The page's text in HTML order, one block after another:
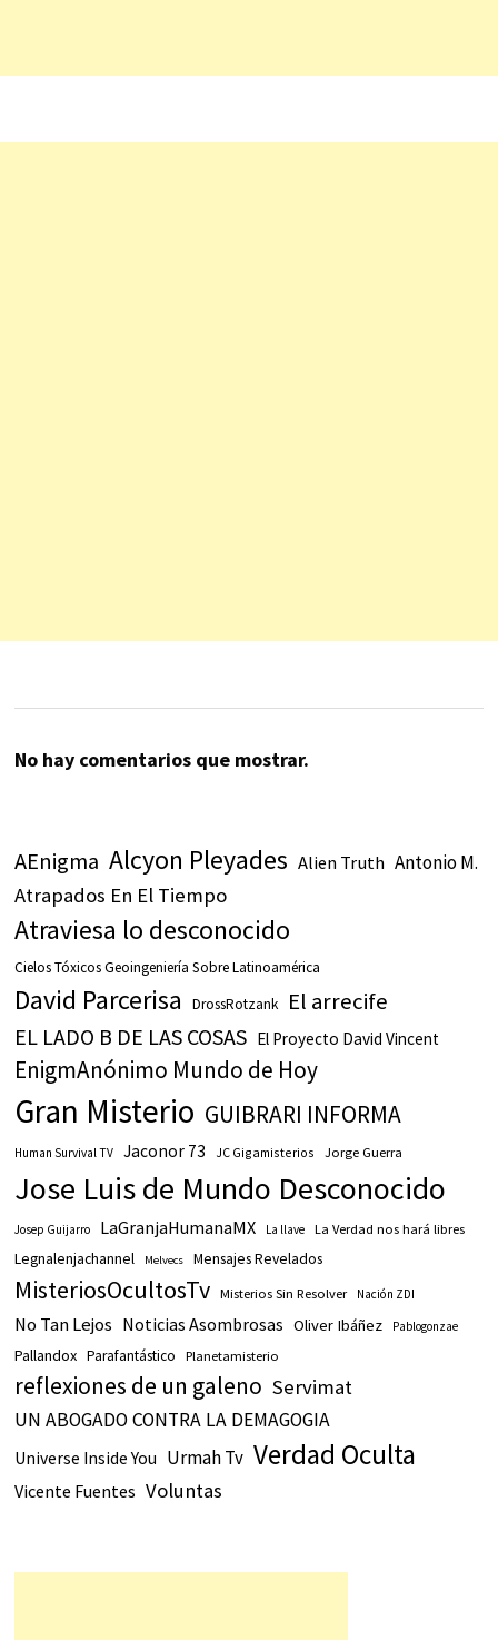
No hay comentarios que mostrar.
AEnigma Alcyon Pleyades Alien Truth Antonio M.
Atrapados En El Tiempo
Atraviesa lo desconocido
Cielos Tóxicos Geoingeniería Sobre Latinoamérica
David Parcerisa DrossRotzank El arrecife
EL LADO B DE LAS COSAS El Proyecto David Vincent
EnigmAnónimo Mundo de Hoy
Gran Misterio GUIBRARI INFORMA
Human Survival TV Jaconor 73 JC Gigamisterios Jorge Guerra
Jose Luis de Mundo Desconocido
Josep Guijarro LaGranjaHumanaMX La llave La Verdad nos hará libres
Legnalenjachannel Melvecs Mensajes Revelados
MisteriosOcultosTv Misterios Sin Resolver Nación ZDI
No Tan Lejos Noticias Asombrosas Oliver Ibáñez Pablogonzae
Pallandox Parafantástico Planetamisterio
reflexiones de un galeno Servimat
UN ABOGADO CONTRA LA DEMAGOGIA
Universe Inside You Urmah Tv Verdad Oculta
Vicente Fuentes Voluntas